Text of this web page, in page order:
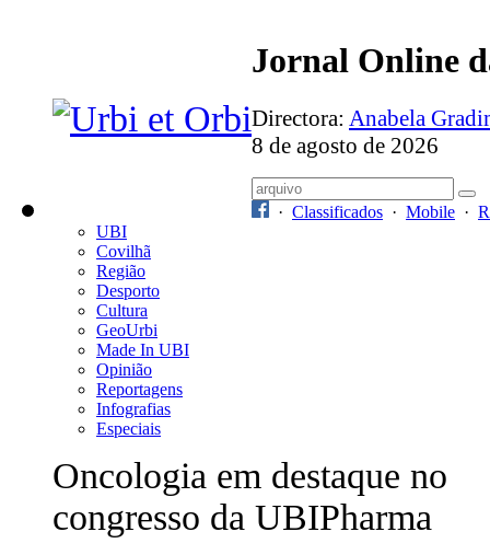
Jornal Online
Directora: Anabela
8 de agosto de 2026
· Classificados · Mobile ·
UBI
Covilhã
Região
Desporto
Cultura
GeoUrbi
Made In UBI
Opinião
Reportagens
Infografias
Especiais
Oncologia em destaque no
congresso da UBIPharma